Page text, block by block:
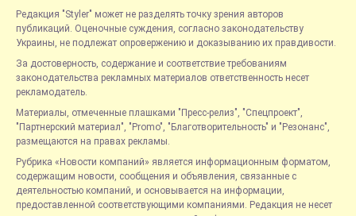
Редакция "Styler" может не разделять точку зрения авторов
публикаций. Оценочные суждения, согласно законодательству
Украины, не подлежат опровержению и доказыванию их правдивости.
За достоверность, содержание и соответствие требованиям
законодательства рекламных материалов ответственность несет
рекламодатель.
Материалы, отмеченные плашками "Пресс-релиз", "Спецпроект",
"Партнерский материал", "Promo", "Благотворительность" и "Резонанс",
размещаются на правах рекламы.
Рубрика «Новости компаний» является информационным форматом,
содержащим новости, сообщения и объявления, связанные с
деятельностью компаний, и основывается на информации,
предоставленной соответствующими компаниями. Редакция не несет